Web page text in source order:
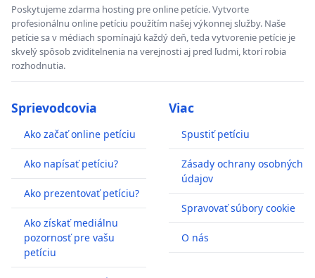
Poskytujeme zdarma hosting pre online petície. Vytvorte
profesionálnu online petíciu použítím našej výkonnej služby. Naše
petície sa v médiach spomínajú každý deň, teda vytvorenie petície je
skvelý spôsob zviditelnenia na verejnosti aj pred ľudmi, ktorí robia
rozhodnutia.
Sprievodcovia
Ako začať online petíciu
Ako napísať petíciu?
Ako prezentovať petíciu?
Ako získať mediálnu
pozornosť pre vašu
petíciu
Viac
Spustiť petíciu
Zásady ochrany osobných
údajov
Spravovať súbory cookie
O nás